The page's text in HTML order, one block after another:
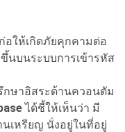
อให้เกิดภัยคุกคามต่อ
นบนระบบการเข้ารหัส
กษาอิสระด้านควอนตัม
ได้ชี้ให้เห็นว่า มี
เหรียญ นั่งอยู่ในที่อยู่